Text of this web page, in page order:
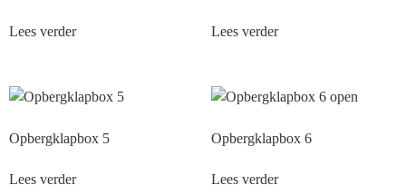
Lees verder Lees verder
Opbergklapbox 5
Lees verder
Opbergklapbox 6
Lees verder